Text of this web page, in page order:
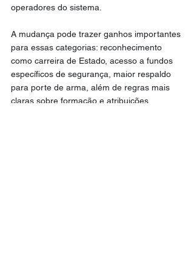
operadores do sistema.
A mudança pode trazer ganhos importantes
para essas categorias: reconhecimento
como carreira de Estado, acesso a fundos
específicos de segurança, maior respaldo
para porte de arma, além de regras mais
claras sobre formação e atribuições.